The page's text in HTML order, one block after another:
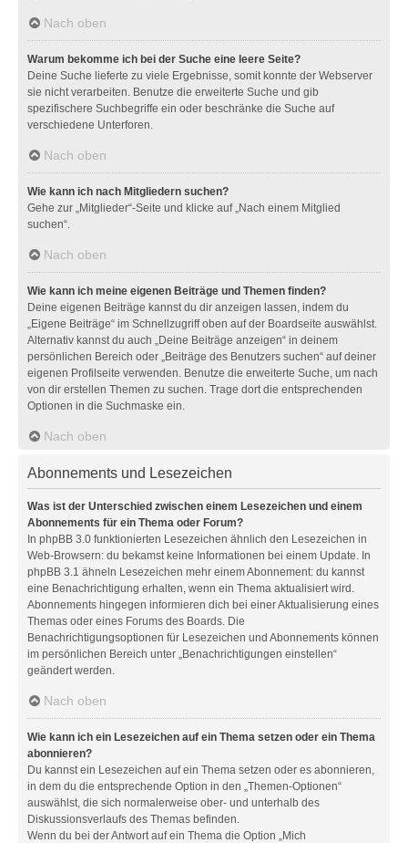
Nach oben
Warum bekomme ich bei der Suche eine leere Seite?
Deine Suche lieferte zu viele Ergebnisse, somit konnte der Webserver
sie nicht verarbeiten. Benutze die erweiterte Suche und gib
spezifischere Suchbegriffe ein oder beschränke die Suche auf
verschiedene Unterforen.
Nach oben
Wie kann ich nach Mitgliedern suchen?
Gehe zur „Mitglieder“-Seite und klicke auf „Nach einem Mitglied
suchen“.
Nach oben
Wie kann ich meine eigenen Beiträge und Themen finden?
Deine eigenen Beiträge kannst du dir anzeigen lassen, indem du
„Eigene Beiträge“ im Schnellzugriff oben auf der Boardseite auswählst.
Alternativ kannst du auch „Deine Beiträge anzeigen“ in deinem
persönlichen Bereich oder „Beiträge des Benutzers suchen“ auf deiner
eigenen Profilseite verwenden. Benutze die erweiterte Suche, um nach
von dir erstellen Themen zu suchen. Trage dort die entsprechenden
Optionen in die Suchmaske ein.
Nach oben
Abonnements und Lesezeichen
Was ist der Unterschied zwischen einem Lesezeichen und einem
Abonnements für ein Thema oder Forum?
In phpBB 3.0 funktionierten Lesezeichen ähnlich den Lesezeichen in
Web-Browsern: du bekamst keine Informationen bei einem Update. In
phpBB 3.1 ähneln Lesezeichen mehr einem Abonnement: du kannst
eine Benachrichtigung erhalten, wenn ein Thema aktualisiert wird.
Abonnements hingegen informieren dich bei einer Aktualisierung eines
Themas oder eines Forums des Boards. Die
Benachrichtigungsoptionen für Lesezeichen und Abonnements können
im persönlichen Bereich unter „Benachrichtigungen einstellen“
geändert werden.
Nach oben
Wie kann ich ein Lesezeichen auf ein Thema setzen oder ein Thema
abonnieren?
Du kannst ein Lesezeichen auf ein Thema setzen oder es abonnieren,
in dem du die entsprechende Option in den „Themen-Optionen“
auswählst, die sich normalerweise ober- und unterhalb des
Diskussionsverlaufs des Themas befinden.
Wenn du bei der Antwort auf ein Thema die Option „Mich